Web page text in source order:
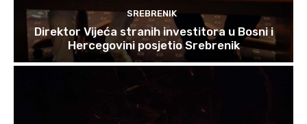
SREBRENIK
Direktor Vijeća stranih investitora u Bosni i
Hercegovini posjetio Srebrenik